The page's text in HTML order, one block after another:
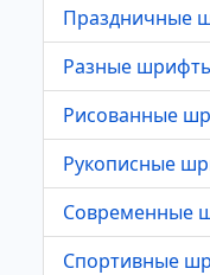
Праздничные
Разные
Рисованные
Рукописные
Современные
Спортивные